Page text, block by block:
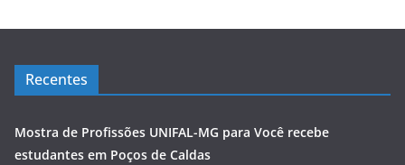
Recentes
Mostra de Profissões UNIFAL-MG para Você recebe
estudantes em Poços de Caldas